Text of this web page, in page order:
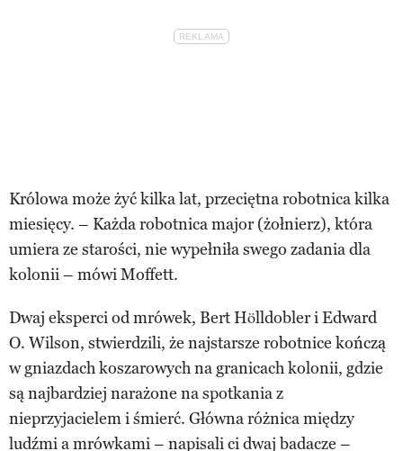
Królowa może żyć kilka lat, przeciętna robotnica kilka
miesięcy. – Każda robotnica major (żołnierz), która
umiera ze starości, nie wypełniła swego zadania dla
kolonii – mówi Moffett.
Dwaj eksperci od mrówek, Bert Hölldobler i Edward
O. Wilson, stwierdzili, że najstarsze robotnice kończą
w gniazdach koszarowych na granicach kolonii, gdzie
są najbardziej narażone na spotkania z
nieprzyjacielem i śmierć. Główna różnica między
ludźmi a mrówkami – napisali ci dwaj badacze –